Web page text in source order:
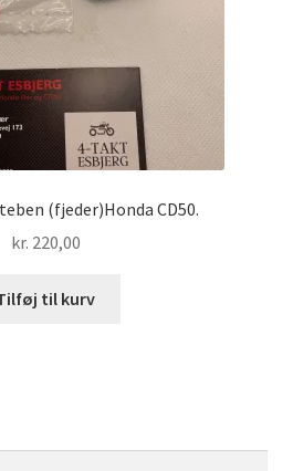
(fjeder)Honda CD50.
kr. 220,00
til kurv